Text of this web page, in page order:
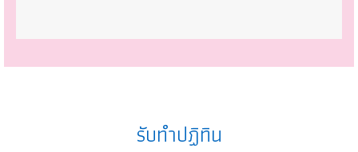
รับทำปฏิทิน